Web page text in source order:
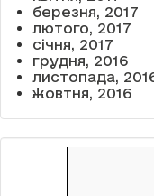
березня, 2017
лютого, 2017
січня, 2017
грудня, 2016
листопада,
жовтня, 2016